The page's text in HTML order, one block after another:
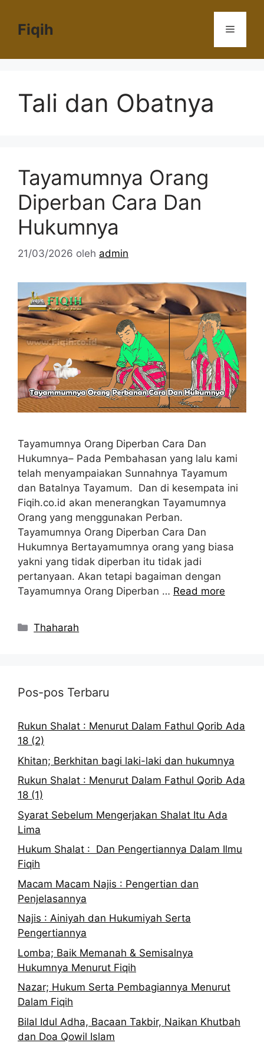
Fiqih Menu
Tali dan Obatnya
Tayamumnya Orang
Diperban Cara Dan
Hukumnya
21/03/2026 oleh admin
Tayamumnya Orang Diperban Cara Dan
Hukumnya– Pada Pembahasan yang lalu kami
telah menyampaiakan Sunnahnya Tayamum
dan Batalnya Tayamum. Dan di kesempata ini
Fiqih.co.id akan menerangkan Tayamumnya
Orang yang menggunakan Perban.
Tayamumnya Orang Diperban Cara Dan
Hukumnya Bertayamumnya orang yang biasa
yakni yang tidak diperban itu tidak jadi
pertanyaan. Akan tetapi bagaiman dengan
Tayamumnya Orang Diperban … Read more
Kategori
Thaharah
Pos-pos Terbaru
Rukun Shalat : Menurut Dalam Fathul Qorib Ada
18 (2)
Khitan; Berkhitan bagi laki-laki dan hukumnya
Rukun Shalat : Menurut Dalam Fathul Qorib Ada
18 (1)
Syarat Sebelum Mengerjakan Shalat Itu Ada
Lima
Hukum Shalat : Dan Pengertiannya Dalam Ilmu
Fiqih
Macam Macam Najis : Pengertian dan
Penjelasannya
Najis : Ainiyah dan Hukumiyah Serta
Pengertiannya
Lomba; Baik Memanah & Semisalnya
Hukumnya Menurut Fiqih
Nazar; Hukum Serta Pembagiannya Menurut
Dalam Fiqih
Bilal Idul Adha, Bacaan Takbir, Naikan Khutbah
dan Doa Qowil Islam